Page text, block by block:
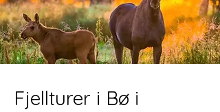
Fjellturer i Bø i